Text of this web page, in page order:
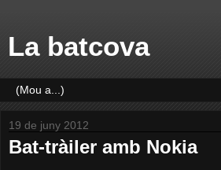
La batcova
19 de juny 2012
Bat-tràiler amb Nokia